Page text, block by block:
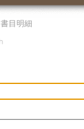
書目明細